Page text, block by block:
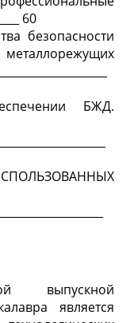
60
безопасности
БЖД.
выпускной
является